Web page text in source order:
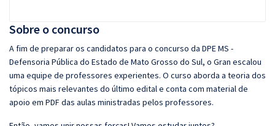
Sobre o concurso
A fim de preparar os candidatos para o concurso da DPE MS -
Defensoria Pública do Estado de Mato Grosso do Sul, o Gran escalou
uma equipe de professores experientes. O curso aborda a teoria dos
tópicos mais relevantes do último edital e conta com material de
apoio em PDF das aulas ministradas pelos professores.